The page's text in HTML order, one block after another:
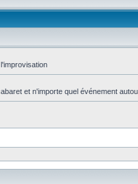
et n'importe quel événement